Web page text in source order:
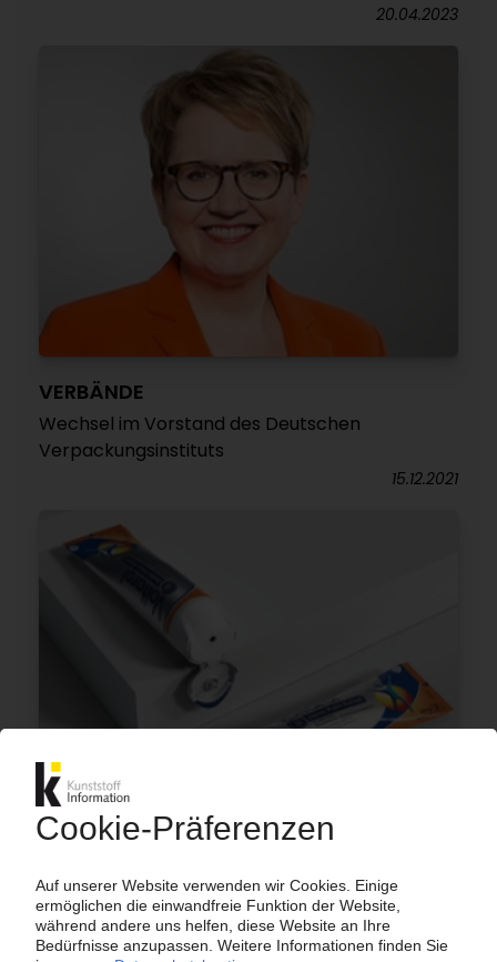
20.04.2023
VERBÄNDE
Wechsel im Vorstand des Deutschen
Verpackungsinstituts
15.12.2021
Deutscher Verpackungspreis 2020:
Kunststoffverpackungen räumen 14 Preise ab /
Nachhaltigkeit und Digitalisierung im Fokus